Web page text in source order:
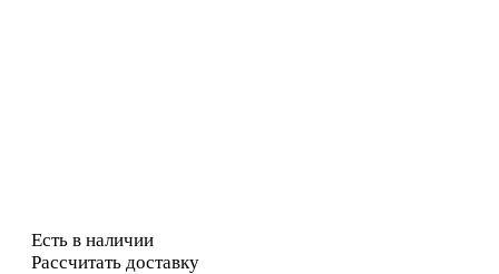
Есть в наличии
Рассчитать доставку